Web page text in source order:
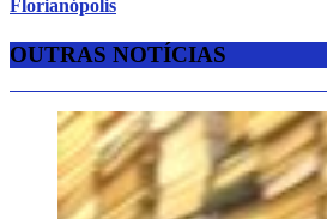
Florianópolis
OUTRAS NOTÍCIAS